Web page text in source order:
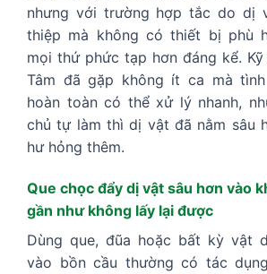
nhưng với trường hợp tắc do dị
thiệp mà không có thiết bị phù
mọi thứ phức tạp hơn đáng kể.
Tâm đã gặp không ít ca mà
hoàn toàn có thể xử lý nhanh,
chủ tự làm thì dị vật đã nằm sâu
hư hỏng thêm.
Que chọc đẩy dị vật sâu hơn vào
gần như không lấy lại được
Dùng que, đũa hoặc bất kỳ vật
vào bồn cầu thường có tác